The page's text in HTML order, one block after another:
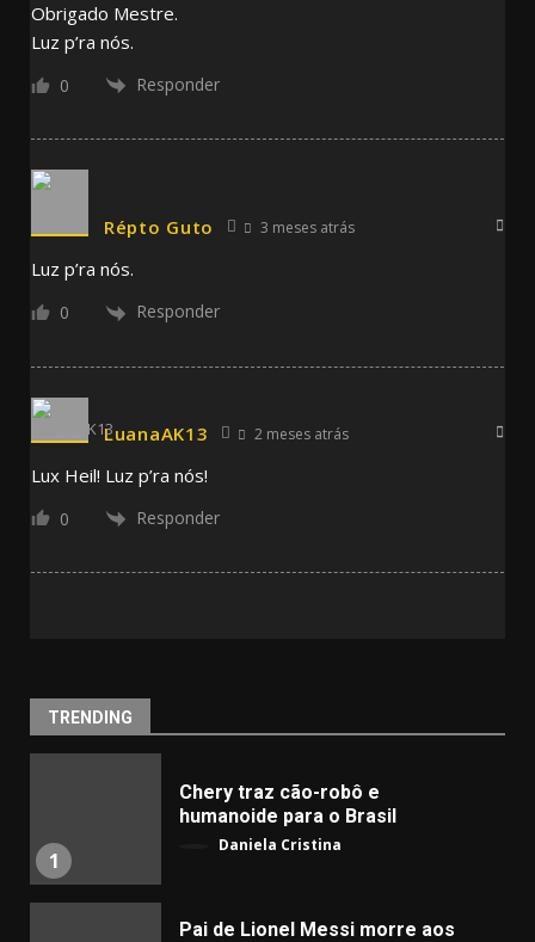
Obrigado Mestre.
Luz p’ra nós.
0 Responder
Répto Guto 3 meses atrás
Luz p’ra nós.
0 Responder
LuanaAK13 2 meses atrás
Lux Heil! Luz p’ra nós!
0 Responder
TRENDING
1
Chery traz cão-robô e
humanoide para o Brasil
Daniela Cristina
Pai de Lionel Messi morre aos